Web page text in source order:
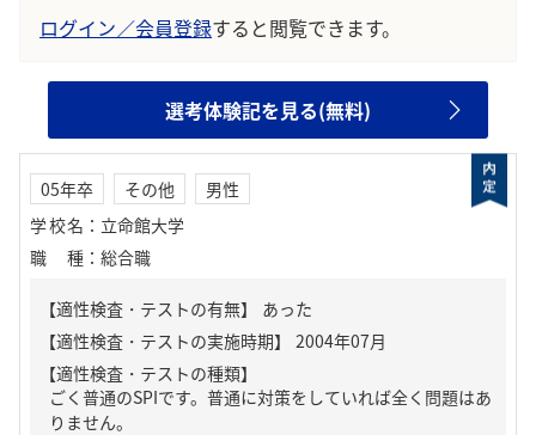
ログイン／会員登録すると閲覧できます。
選考体験記を見る(無料)
05年卒 その他
男性
学校名 ： 立命館大学
職種 ： 総合職
【適性検査・テストの有無】 あった
【適性検査・テストの種類】
ごく普通のSPIです。普通に対策をしていれば全く問題はあ
りません。